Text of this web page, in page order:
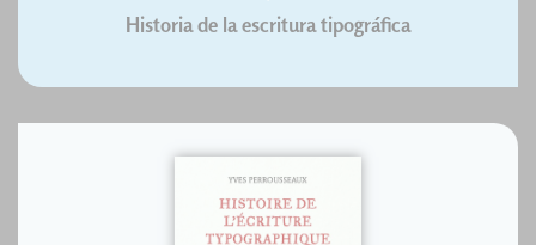
Historia de la escritura tipográfica